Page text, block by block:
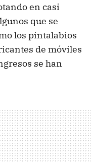
en casi
que se
los pintalabios
de móviles
se han